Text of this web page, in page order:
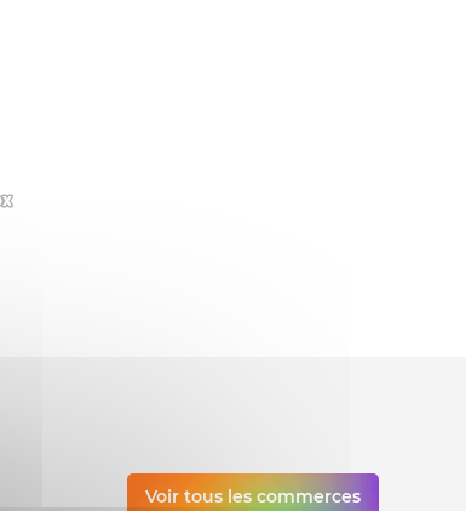
Voir tous les commerces